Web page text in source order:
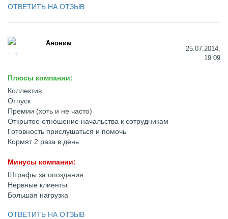
ОТВЕТИТЬ НА ОТЗЫВ
Аноним
25.07.2014,
19:09
Плюсы компании:
Коллектив
Отпуск
Премии (хоть и не часто)
Открытое отношение начальства к сотрудникам
Готовность прислушаться и помочь
Кормят 2 раза в день
Минусы компании:
Штрафы за опоздания
Нервные клиенты
Большая нагрузка
ОТВЕТИТЬ НА ОТЗЫВ